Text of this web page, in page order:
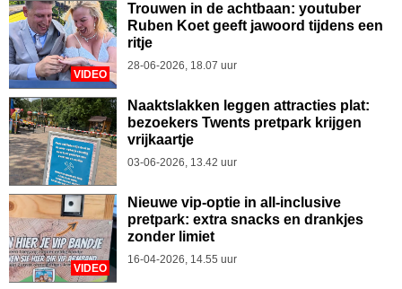
VIDEO
Trouwen in de achtbaan: youtuber
Ruben Koet geeft jawoord tijdens een
ritje
28-06-2026, 18.07 uur
Naaktslakken leggen attracties plat:
bezoekers Twents pretpark krijgen
vrijkaartje
03-06-2026, 13.42 uur
VIDEO
Nieuwe vip-optie in all-inclusive
pretpark: extra snacks en drankjes
zonder limiet
16-04-2026, 14.55 uur